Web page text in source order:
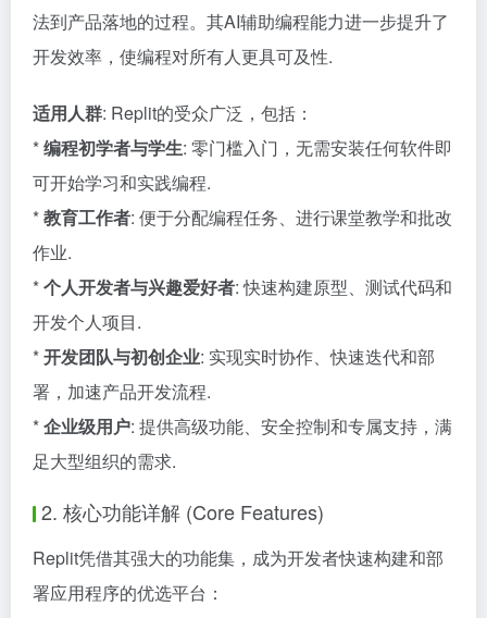
法到产品落地的过程。其AI辅助编程能力进一步提升了
开发效率，使编程对所有人更具可及性.
适用人群: Replit的受众广泛，包括：
*编程初学者与学生: 零门槛入门，无需安装任何软件即
可开始学习和实践编程.
*教育工作者: 便于分配编程任务、进行课堂教学和批改
作业.
*个人开发者与兴趣爱好者: 快速构建原型、测试代码和
开发个人项目.
*开发团队与初创企业: 实现实时协作、快速迭代和部
署，加速产品开发流程.
*企业级用户: 提供高级功能、安全控制和专属支持，满
足大型组织的需求.
2. 核心功能详解 (Core Features)
Replit凭借其强大的功能集，成为开发者快速构建和部
署应用程序的优选平台：